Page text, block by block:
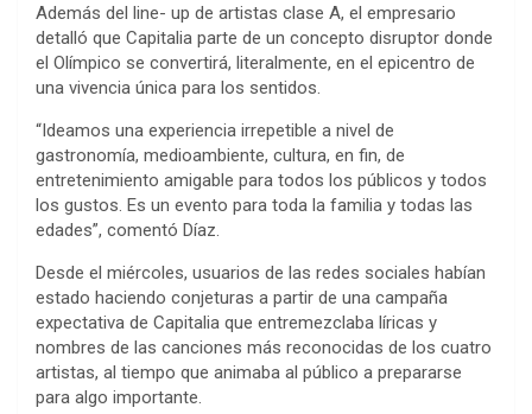
Además del line- up de artistas clase A, el empresario
detalló que Capitalia parte de un concepto disruptor donde
el Olímpico se convertirá, literalmente, en el epicentro de
una vivencia única para los sentidos.
“Ideamos una experiencia irrepetible a nivel de
gastronomía, medioambiente, cultura, en fin, de
entretenimiento amigable para todos los públicos y todos
los gustos. Es un evento para toda la familia y todas las
edades”, comentó Díaz.
Desde el miércoles, usuarios de las redes sociales habían
estado haciendo conjeturas a partir de una campaña
expectativa de Capitalia que entremezclaba líricas y
nombres de las canciones más reconocidas de los cuatro
artistas, al tiempo que animaba al público a prepararse
para algo importante.